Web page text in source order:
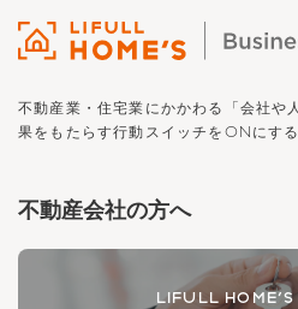
不動産業・住宅業にかかわる「会社や
果をもたらす行動スイッチを ON にす
不動産会社の方へ
LIFULL